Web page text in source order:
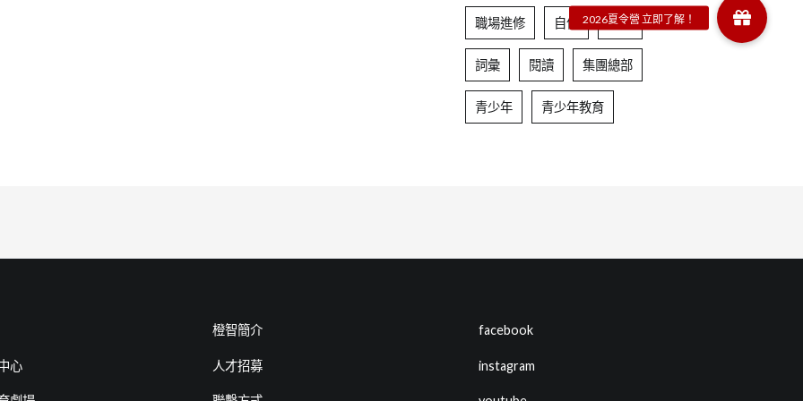
職場進修 自信 表達
詞彙 閱讀 集團總部
青少年 青少年教育
心
橙智簡介
人才招募
facebook
instagram